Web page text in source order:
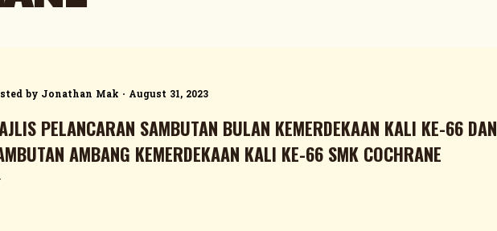
by Jonathan Mak August 31, 2023
PELANCARAN SAMBUTAN BULAN KEMERDEKAAN KALI KE-66 DAN
AMBANG KEMERDEKAAN KALI KE-66 SMK COCHRANE